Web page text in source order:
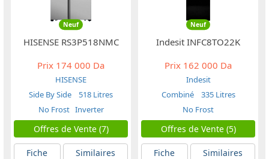
Neuf
HISENSE RS3P518NMC
Prix 174 000 Da
HISENSE
Side By Side
518 Litres
No Frost Inverter
Offres de Vente (7)
Fiche
Similaires
Neuf
Indesit INFC8TO22K
Prix 162 000 Da
Indesit
Combiné
335 Litres
No Frost
Offres de Vente (5)
Fiche
Similaires